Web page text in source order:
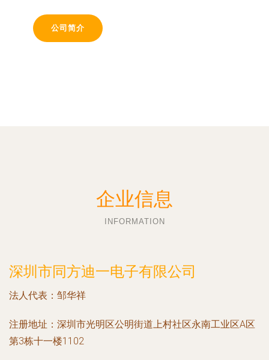
公司简介
企业信息
INFORMATION
深圳市同方迪一电子有限公司
法人代表： 邹华祥
注册地址： 深圳市光明区公明街道上村社区永南工业区A区
第3栋十一楼1102